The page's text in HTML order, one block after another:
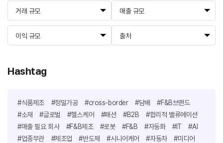
거래 규모 매출 규모
이익 규모 출처
Hashtag
#식품제조 #정밀가공 #cross-border #담배
#F&B브랜드
#소재
#글로벌 #헬스케어 #패션 #B2B
#합리적 밸류에이션
#매출 필요 회사
#F&B제조 #로봇 #F&B #자동화 #IT
#AI
#업종무관
#제조업 #반도체 #시니어케어 #자동차
#미디어